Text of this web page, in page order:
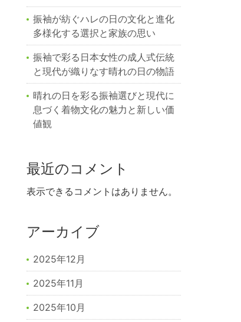
振袖が紡ぐハレの日の文化と進化
多様化する選択と家族の思い
振袖で彩る日本女性の成人式伝統
と現代が織りなす晴れの日の物語
晴れの日を彩る振袖選びと現代に
息づく着物文化の魅力と新しい価
値観
最近のコメント
表示できるコメントはありません。
アーカイブ
2025年12月
2025年11月
2025年10月